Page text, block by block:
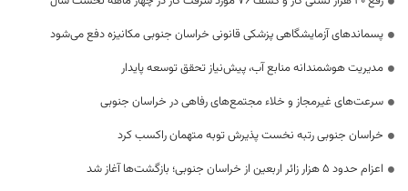
پسماندهای آزمایشگاهی پزشکی قانونی خراسان جنوبی مکانیزه دفع می‌شود
مدیریت هوشمندانه منابع آب، پیش‌نیاز تحقق توسعه پایدار
سرعت‌های غیرمجاز و خلاء مجتمع‌های رفاهی در خراسان جنوبی
خراسان جنوبی رتبه نخست پذیرش توبه متهمان راکسب کرد
اعزام حدود 5 هزار زائر اربعین از خراسان جنوبی؛ بازگشت‌ها آغاز شد